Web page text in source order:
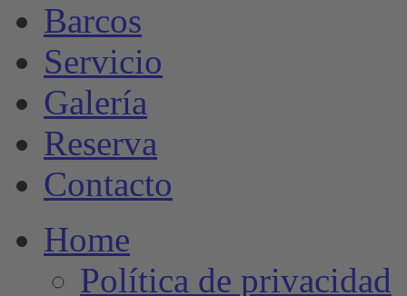
Barcos
Servicio
Galería
Reserva
Contacto
Home
Política de privacidad